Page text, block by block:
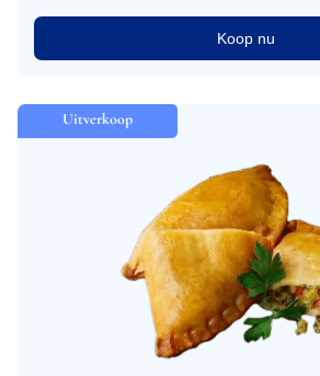
Koop nu
Uitverkoop